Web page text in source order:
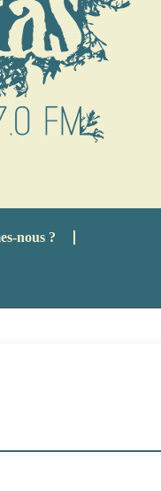
nous ?